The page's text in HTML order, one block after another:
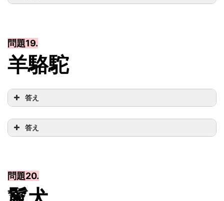
問題19.
羊駱駝
答え
答え
問題20.